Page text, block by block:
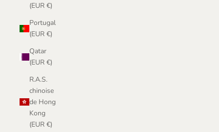
(EUR €)
Portugal
(EUR €)
Qatar
(EUR €)
R.A.S.
chinoise
de Hong
Kong
(EUR €)